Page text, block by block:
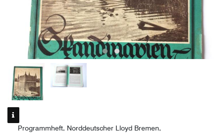
Programmheft, Norddeutscher Lloyd Bremen,